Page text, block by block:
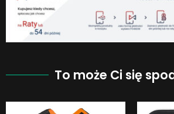
To może Ci się